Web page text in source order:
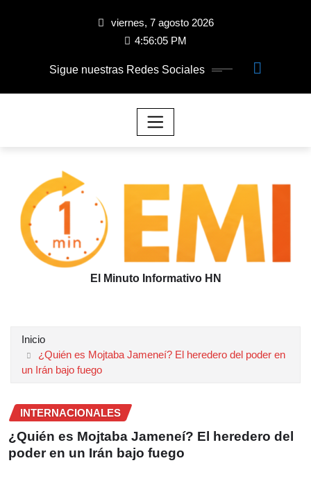
viernes, 7 agosto 2026
4:56:06 PM
Sigue nuestras Redes Sociales
El Minuto Informativo HN
Inicio
¿Quién es Mojtaba Jameneí? El heredero del poder en
un Irán bajo fuego
INTERNACIONALES
¿Quién es Mojtaba Jameneí? El heredero del
poder en un Irán bajo fuego